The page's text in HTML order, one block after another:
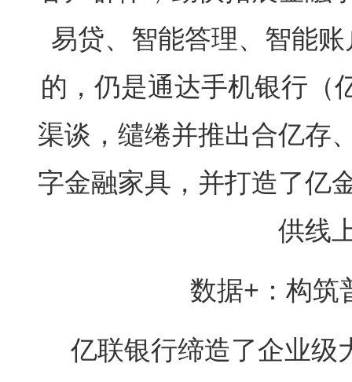
易贷、智能答理、智能
的，仍是通达手机银行（
渠谈，缱绻并推出合亿存
字金融家具，并打造了亿
供线
数据+：构筑
亿联银行缔造了企业级